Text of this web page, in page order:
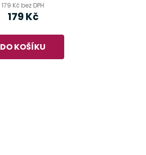
179 Kč bez DPH
179 Kč
DO KOŠÍKU